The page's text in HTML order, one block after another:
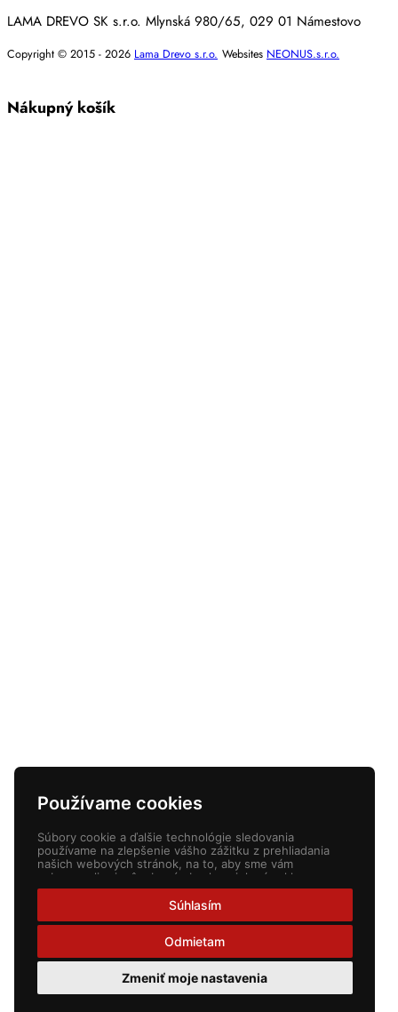
Používame cookies
Súbory cookie a ďalšie technológie sledovania
používame na zlepšenie vášho zážitku z prehliadania
našich webových stránok, na to, aby sme vám
zobrazovali prispôsobený obsah a cielené reklamy, na
analýzu návštevnosti našich webových stránok a na
pochopenie toho, odkiaľ naši návštevníci prichádzajú.
Súhlasím
Odmietam
Zmeniť moje nastavenia
LAMA DREVO SK s.r.o. Mlynská 980/65, 029 01 Námestovo
Copyright © 2015 - 2026 Lama Drevo s.r.o. Websites NEONUS.s.r.o.
Nákupný košík